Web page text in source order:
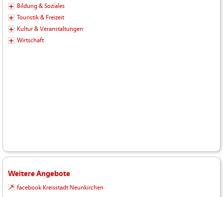
Bildung & Soziales
Touristik & Freizeit
Kultur & Veranstaltungen
Wirtschaft
Weitere Angebote
facebook Kreisstadt Neunkirchen